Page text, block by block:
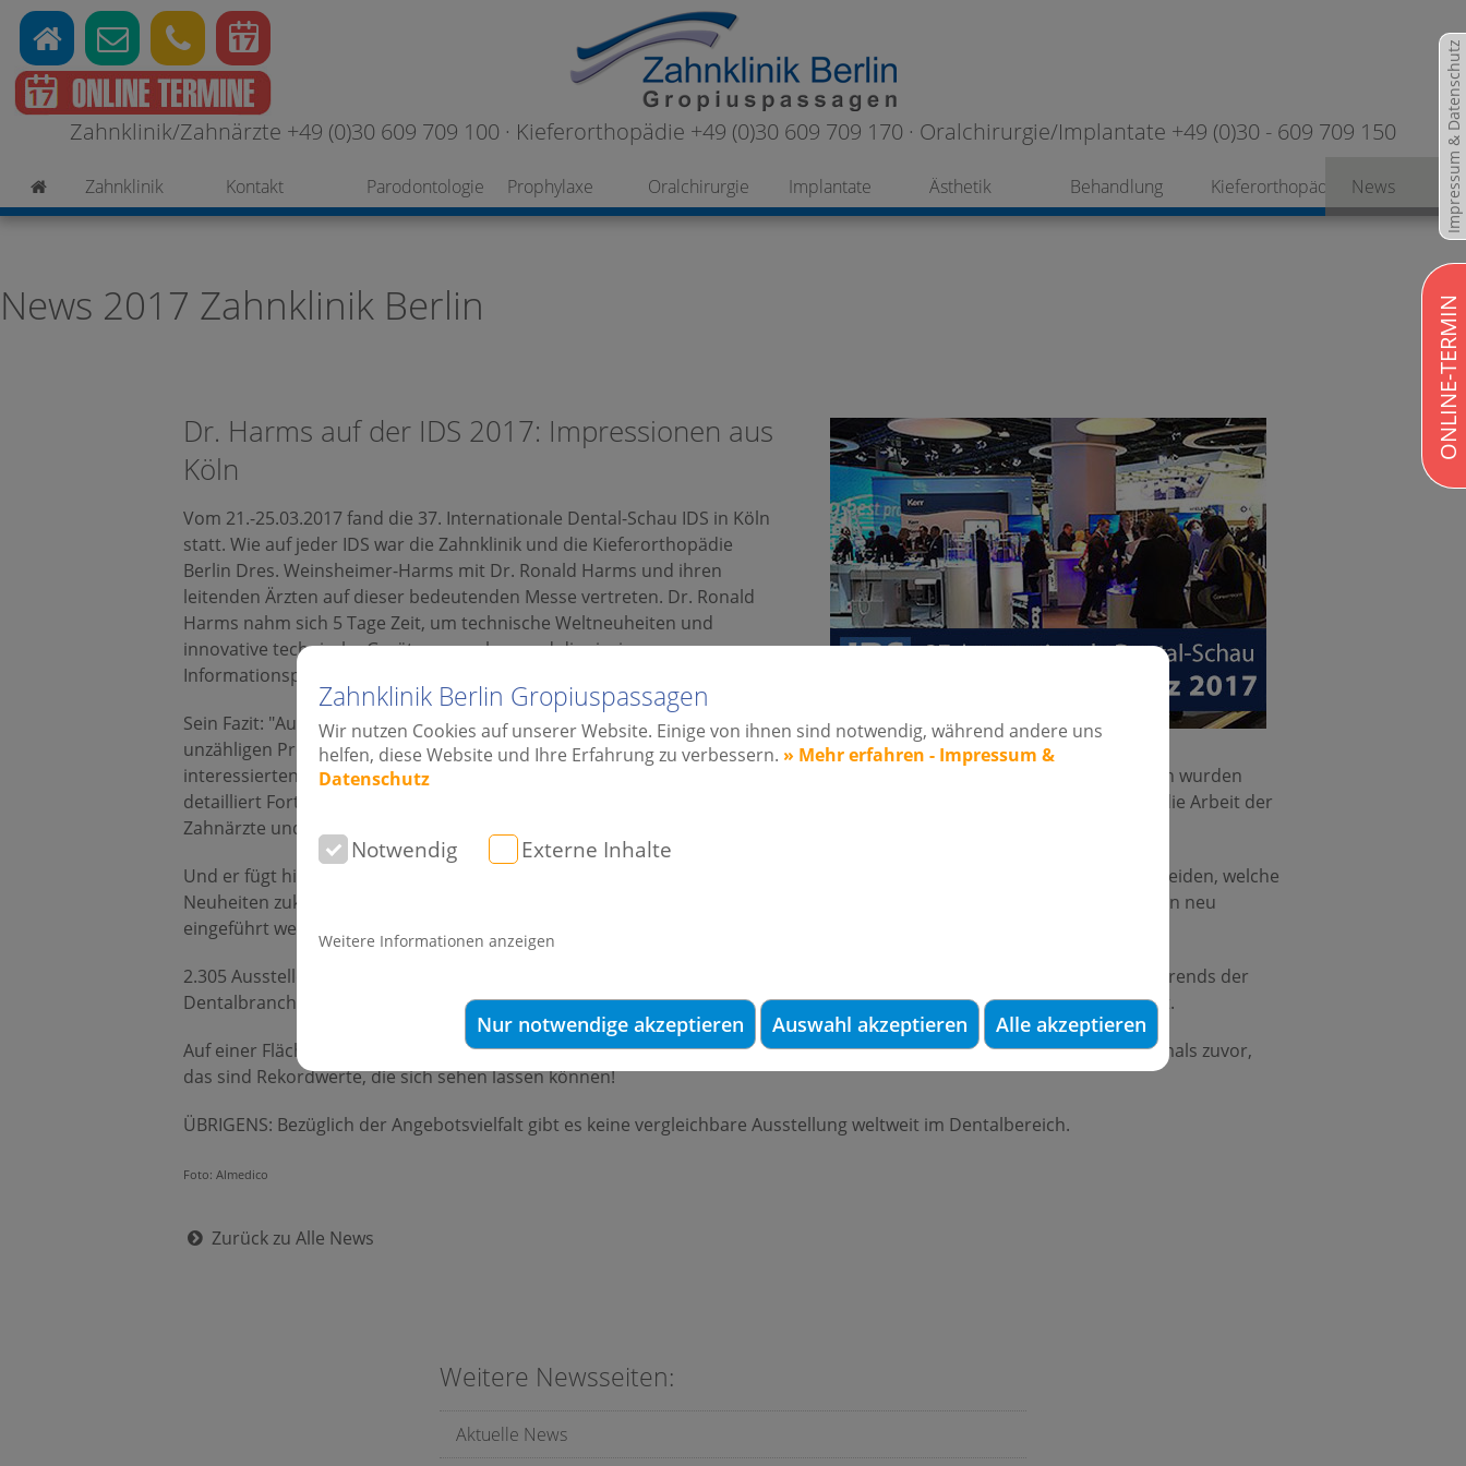
Zahnklinik Berlin Gropiuspassagen
Wir nutzen Cookies auf unserer Website. Einige von ihnen sind notwendig, während andere uns
helfen, diese Website und Ihre Erfahrung zu verbessern. » Mehr erfahren - Impressum &
Datenschutz
Notwendig Externe Inhalte
Weitere Informationen anzeigen
Nur notwendige akzeptieren Auswahl akzeptieren Alle akzeptieren
Impressum & Datenschutz
ONLINE-TERMIN
Zahnklinik/Zahnärzte +49 (0)30 609 709 100 · Kieferorthopädie +49 (0)30 609 709 170 · Oralchirurgie/Implantate +49 (0)30 - 609 709 150
Zahnklinik Kontakt Parodontologie Prophylaxe Oralchirurgie Implantate Ästhetik Behandlung Kieferorthopädie News
News 2017 Zahnklinik Berlin
Dr. Harms auf der IDS 2017: Impressionen aus
Köln
Vom 21.-25.03.2017 fand die 37. Internationale Dental-Schau IDS in Köln
statt. Wie auf jeder IDS war die Zahnklinik und die Kieferorthopädie
Berlin Dres. Weinsheimer-Harms mit Dr. Ronald Harms und ihren
leitenden Ärzten auf dieser bedeutenden Messe vertreten. Dr. Ronald
Harms nahm sich 5 Tage Zeit, um technische Weltneuheiten und
innovative technische Geräte anzusehen und die riesige
Informationsplattform und vielen Services optimal zu nutzen.
Sein Fazit: "Auch in diesem Jahr wurde ein riesiges Produktspektrum mit
unzähligen Produktneuheiten und neuen Technologien für alle
interessierten Besucher perfekt präsentiert. In zahlreichen Fachrichtungen wie z.B. der Implantologie oder beim Röntgen wurden
detailliert Fortschritte aufgezeigt, vor allem computergesteuerte und digitale Vorgänge erleichtern und modernisieren die Arbeit der
Zahnärzte und Kieferorthopäden enorm. So z.B. im Bereich 3D-Röntgen, CAD-Anwendungen und im 3D-Druck."
Und er fügt hinzu: "An Hand dieser Messeerfahrungen können wir nun für die Zahnklinik Berlin Gropiuspassagen entscheiden, welche
Neuheiten zukünftig die Arbeit unserer Ärzte erleichtern und zur optimalen Behandlung ihrer Patientinnen und Patienten neu
eingeführt werden sollen."
2.305 Aussteller aus 59 Ländern präsentierten in Köln ihre neuesten Produkte. Gezeigt wurden Neuentwicklungen und Trends der
Dentalbranche. Die 37. Internationale Dental-Schau IDS in Köln besuchten mehr als 155.000 Fachbesucher aus aller Welt.
Auf einer Fläche von mehr als 163.000 Quadratmetern bot die IDS ihren Besuchern eine größere Angebotspalette als jemals zuvor,
das sind Rekordwerte, die sich sehen lassen können!
ÜBRIGENS: Bezüglich der Angebotsvielfalt gibt es keine vergleichbare Ausstellung weltweit im Dentalbereich.
Foto: Almedico
Zurück zu Alle News
Weitere Newsseiten:
Aktuelle News